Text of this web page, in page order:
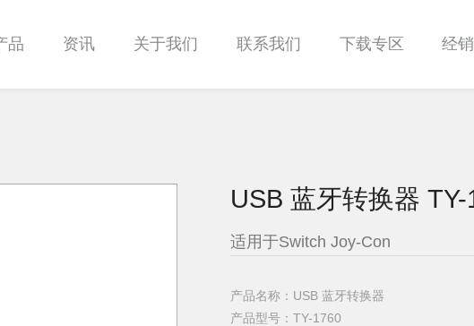
品 资讯 关于我们 联系我们 下载专区 经
USB 蓝牙转换器 TY-
适用于Switch Joy-Con
产品名称：USB 蓝牙转换器
产品型号：TY-1760